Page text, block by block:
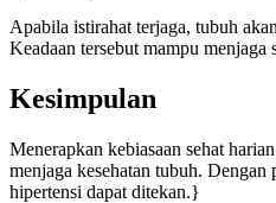
Apabila istirahat terjaga, tubuh
Keadaan tersebut mampu menjaga
Kesimpulan
Menerapkan kebiasaan sehat
menjaga kesehatan tubuh. Dengan
hipertensi dapat ditekan.}